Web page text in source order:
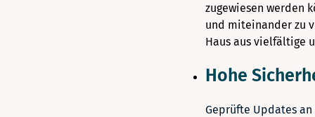
zugewiesen werden
und miteinander zu
Haus aus vielfältige
Hohe
Geprüfte Updates